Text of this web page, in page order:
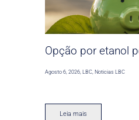
Opção por etanol
Agosto 6, 2026 ,LBC Noticias LBC
Leia mais